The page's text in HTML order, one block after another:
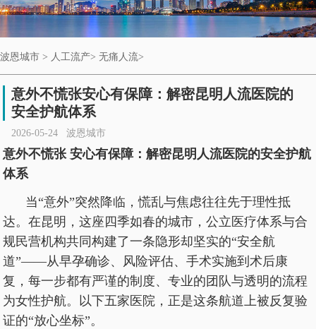
波恩城市 > 人工流产> 无痛人流>
意外不慌张安心有保障：解密昆明人流医院的
安全护航体系
2026-05-24 波恩城市
意外不慌张 安心有保障：解密昆明人流医院的安全护航
体系
当“意外”突然降临，慌乱与焦虑往往先于理性抵
达。在昆明，这座四季如春的城市，公立医疗体系与合
规民营机构共同构建了一条隐形却坚实的“安全航
道”——从早孕确诊、风险评估、手术实施到术后康
复，每一步都有严谨的制度、专业的团队与透明的流程
为女性护航。以下五家医院，正是这条航道上被反复验
证的“放心坐标”。